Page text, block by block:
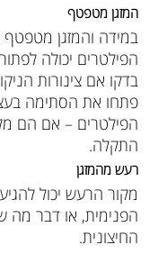
המזגן מטפטף
במידה והמזגן מטפטף
הפילטרים יכולה
בדקו אם צינורות
פתחו את הסתימה
הפילטרים – אם הם
התקלה.
רעש מהמזגן
מקור הרעש יכול
הפנימית, או דבר מה
החיצונית.